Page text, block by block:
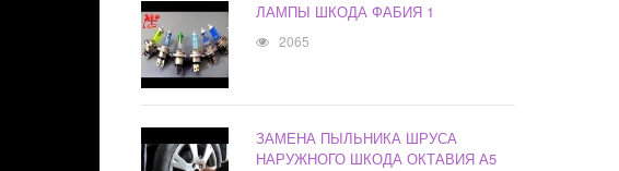
ЛАМПЫ ШКОДА ФАБИЯ 1
2065
ЗАМЕНА ПЫЛЬНИКА ШРУСА
НАРУЖНОГО ШКОДА ОКТАВИЯ А5